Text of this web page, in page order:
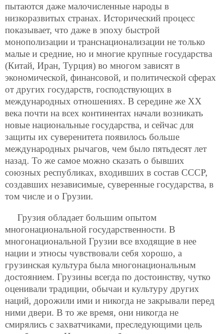
пытаются даже малочисленные народы в
низкоразвитых странах. Исторический процесс
показывает, что даже в эпоху быстрой
монополизации и транснационализации не только
малые и средние, но и многие крупные государства
(Китай, Иран, Турция) во многом зависят в
экономической, финансовой, и политической сферах
от других государств, господствующих в
международных отношениях. В середине же ХХ
века почти на всех континентах начали возникать
новые национальные государства, и сейчас для
защиты их суверенитета появилось больше
международных рычагов, чем было пятьдесят лет
назад. То же самое можно сказать о бывших
союзных республиках, входивших в состав СССР,
создавших независимые, суверенные государства, в
том числе и о Грузии.
Грузия обладает большим опытом
многонациональной государственности. В
многонациональной Грузии все входящие в нее
нации и этносы чувствовали себя хорошо, а
грузинская культура была многонациональным
достоянием. Грузины всегда по достоинству, чутко
оценивали традиции, обычаи и культуру других
наций, дорожили ими и никогда не закрывали перед
ними двери. В то же время, они никогда не
смирялись с захватчиками, преследующими цель